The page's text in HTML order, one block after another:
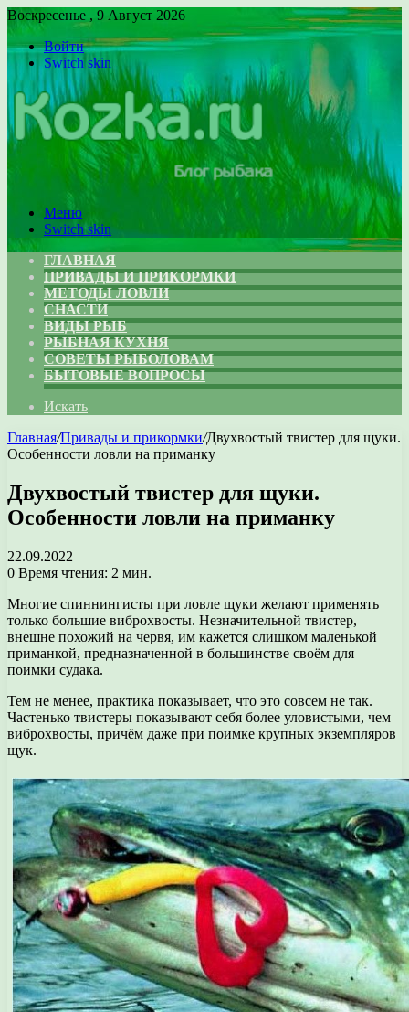
Воскресенье , 9 Август 2026
Войти
Switch skin
Меню
Switch skin
ГЛАВНАЯ
ПРИВАДЫ И ПРИКОРМКИ
МЕТОДЫ ЛОВЛИ
СНАСТИ
ВИДЫ РЫБ
РЫБНАЯ КУХНЯ
СОВЕТЫ РЫБОЛОВАМ
БЫТОВЫЕ ВОПРОСЫ
Искать
Главная/Привады и прикормки/Двухвостый твистер для щуки.
Особенности ловли на приманку
Двухвостый твистер для щуки.
Особенности ловли на приманку
22.09.2022
0 Время чтения: 2 мин.
Многие спиннингисты при ловле щуки желают применять
только большие виброхвосты. Незначительной твистер,
внешне похожий на червя, им кажется слишком маленькой
приманкой, предназначенной в большинстве своём для
поимки судака.
Тем не менее, практика показывает, что это совсем не так.
Частенько твистеры показывают себя более уловистыми, чем
виброхвосты, причём даже при поимке крупных экземпляров
щук.